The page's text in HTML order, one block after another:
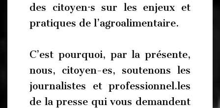
des citoyen·s sur les enjeux et
pratiques de l’agroalimentaire.
C’est pourquoi, par la présente,
nous, citoyen-es, soutenons les
journalistes et professionnel.les
de la presse qui vous demandent